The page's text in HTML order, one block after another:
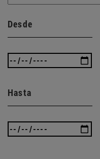
Desde
Hasta